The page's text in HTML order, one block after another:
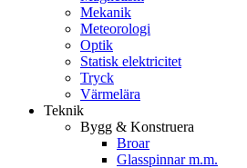
Mekanik
Meteorologi
Optik
Statisk elektricitet
Tryck
Värmelära
Teknik
Bygg & Konstruera
Broar
Glasspinnar m.m.